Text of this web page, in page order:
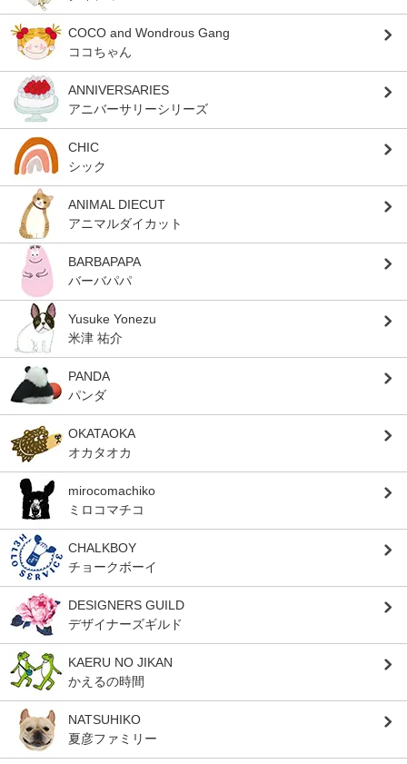
COCO and Wondrous Gang
ココちゃん
ANNIVERSARIES
アニバーサリーシリーズ
CHIC
シック
ANIMAL DIECUT
アニマルダイカット
BARBAPAPA
バーバパパ
Yusuke Yonezu
米津 祐介
PANDA
パンダ
OKATAOKA
オカタオカ
mirocomachiko
ミロコマチコ
CHALKBOY
チョークボーイ
DESIGNERS GUILD
デザイナーズギルド
KAERU NO JIKAN
かえるの時間
NATSUHIKO
夏彦ファミリー